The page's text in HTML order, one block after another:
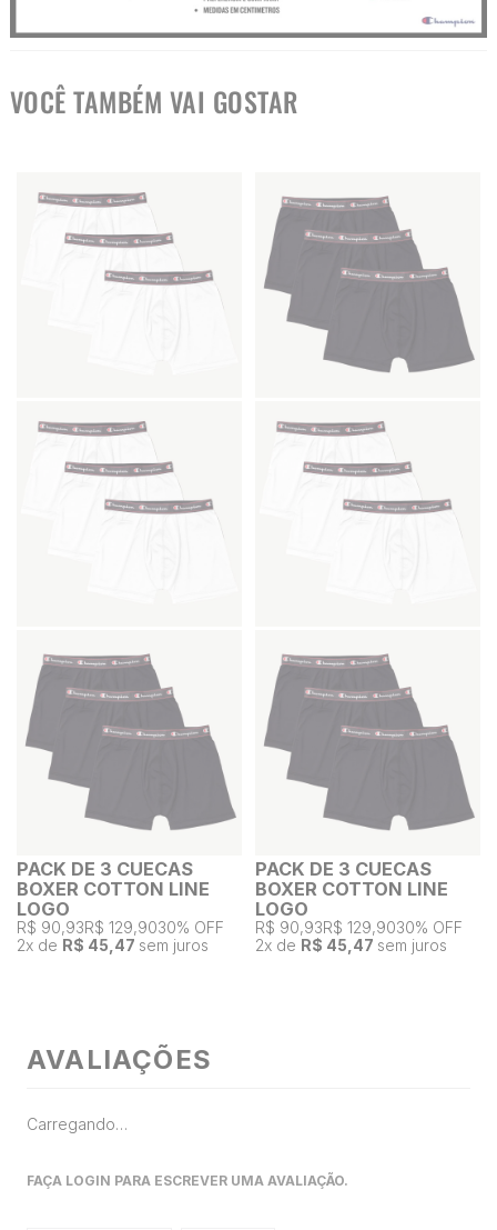
VOCÊ TAMBÉM VAI GOSTAR
PACK DE 3 CUECAS
BOXER COTTON LINE
LOGO
R$ 90,93R$ 129,9030% OFF
2x de R$ 45,47 sem juros
PACK DE 3 CUECAS
BOXER COTTON LINE
LOGO
R$ 90,93R$ 129,9030% OFF
2x de R$ 45,47 sem juros
AVALIAÇÕES
Carregando…
FAÇA LOGIN PARA ESCREVER UMA AVALIAÇÃO.